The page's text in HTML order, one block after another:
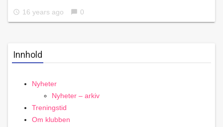
access_time 16 years ago chat_bubble 0
Innhold
Nyheter
Nyheter – arkiv
Treningstid
Om klubben